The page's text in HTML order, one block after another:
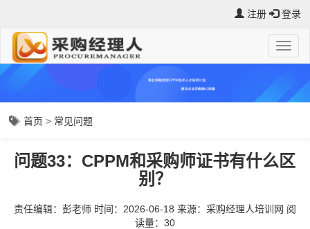
注册 登录
首页 > 常见问题
问题33：CPPM和采购师证书有什么区
别？
责任编辑：彭老师 时间：2026-06-18 来源： 采购经理人培训网 阅
读量：30